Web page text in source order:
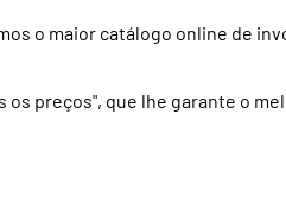
o maior catálogo online de
preços", que lhe garante o